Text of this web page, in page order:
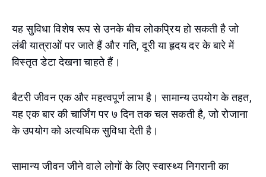
यह सुविधा विशेष रूप से उनके बीच लोकप्रिय हो सकती है जो
लंबी यात्राओं पर जाते हैं और गति, दूरी या हृदय दर के बारे में
विस्तृत डेटा देखना चाहते हैं।
बैटरी जीवन एक और महत्वपूर्ण लाभ है। सामान्य उपयोग के तहत,
यह एक बार की चार्जिंग पर ७ दिन तक चल सकती है, जो रोजाना
के उपयोग को अत्यधिक सुविधा देती है।
सामान्य जीवन जीने वाले लोगों के लिए स्वास्थ्य निगरानी का